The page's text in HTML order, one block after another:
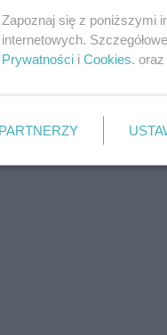
Zapoznaj się z poniższymi
internetowych.
Prywatności i Cookies. oraz
PARTNERZY